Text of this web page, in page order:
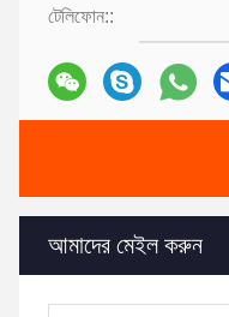
টেলিফোন::
আমাদের মেইল করুন